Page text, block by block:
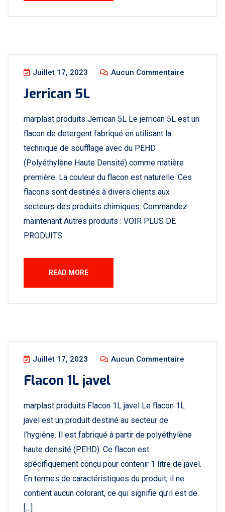
Juillet 17, 2023 Aucun Commentaire
Jerrican 5L
marplast produits Jerrican 5L Le jerrican 5L est un
flacon de detergent fabriqué en utilisant la
technique de soufflage avec du PEHD
(Polyéthylène Haute Densité) comme matière
première. La couleur du flacon est naturelle. Ces
flacons sont destinés à divers clients aux
secteurs des produits chimiques. Commandez
maintenant Autres produits : VOIR PLUS DE
PRODUITS
READ MORE
Juillet 17, 2023 Aucun Commentaire
Flacon 1L javel
marplast produits Flacon 1L javel Le flacon 1L
javel est un produit destiné au secteur de
l’hygiène. Il est fabriqué à partir de polyéthylène
haute densité (PEHD). Ce flacon est
spécifiquement conçu pour contenir 1 litre de javel.
En termes de caractéristiques du produit, il ne
contient aucun colorant, ce qui signifie qu’il est de
[…]